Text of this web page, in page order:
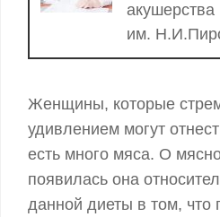
акушерства
им.
Женщины, которые
удивлением могут
есть много мяса. О
появилась она
данной диеты в том,